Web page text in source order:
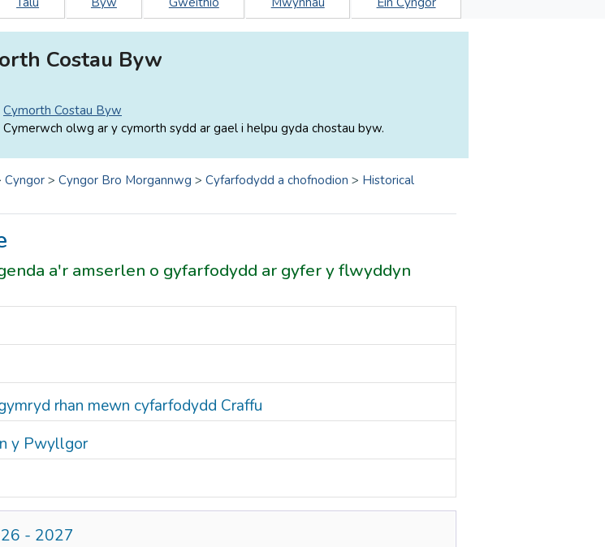
Costau Byw
Cymorth Costau Byw
Cymerwch olwg ar y cymorth sydd ar gael i helpu gyda chostau byw.
Cyngor > Cyngor Bro Morgannwg > Cyfarfodydd a chofnodion > Historical
a'r amserlen o gyfarfodydd ar gyfer y flwyddyn
rhan mewn cyfarfodydd Craffu
y Pwyllgor
- 2027